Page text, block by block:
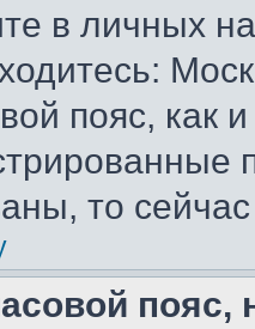
в личных
пояс, как
то
пояс,